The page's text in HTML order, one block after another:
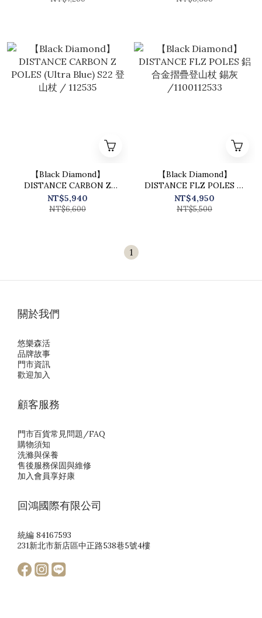
【Black Diamond】
DISTANCE CARBON Z
POLES (Ultra Blue) S22 登
山杖 / 112535
NT$5,940
NT$6,600
【Black Diamond】
DISTANCE FLZ POLES 鋁
合金摺疊登山杖 錫灰
/1100112533
NT$4,950
NT$5,500
1
關於我們
悠樂森活
品牌故事
門市資訊
歡迎加入
顧客服務
門市百貨常見問題/FAQ
購物須知
洗滌與保養
售後服務保固與維修
加入會員享好康
回鴻國際有限公司
統編 84167593
231新北市新店區中正路538巷5號4樓